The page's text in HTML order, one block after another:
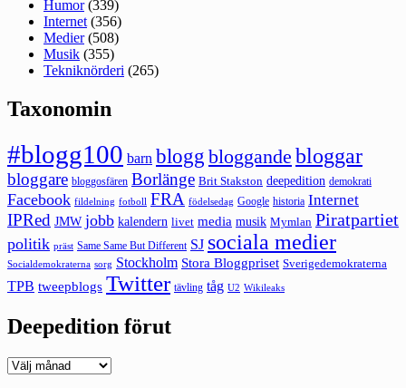
Humor(339)
Internet (356)
Medier(508)
Musik (355)
Tekniknörderi (265)
Taxonomin
#blogg100 barn blogg bloggande bloggar
bloggare bloggosfären Borlänge Brit Stakston deepedition demokrati
Facebook fildelning fotboll FRA födelsedag Google historia Internet
IPRed JMW jobb kalendern livet media musik Mymlan Piratpartiet
politik präst Same Same But Different SJ sociala medier
Socialdemokraterna sorg Stockholm Stora Bloggpriset Sverigedemokraterna
TPB tweepblogs Twitter tävling tåg U2 Wikileaks
Deepedition förut
Deepedition